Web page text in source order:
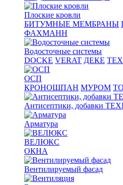
Плоские кровли
БИТУМНЫЕ МЕМБРАНЫ
ФАХМАНН
Водосточные системы
DOCKE VERAT ДЕКЕ
ОСП
КРОНОШПАН МУРОМ
Антисептики, добавки
Арматура
ВЕЛЮКС
ОКНА
Вентилируемый фасад